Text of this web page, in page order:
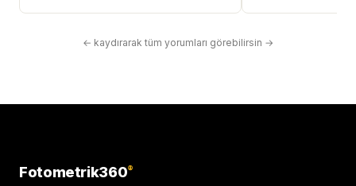
← kaydırarak tüm yorumları görebilirsin →
Fotometrik360®